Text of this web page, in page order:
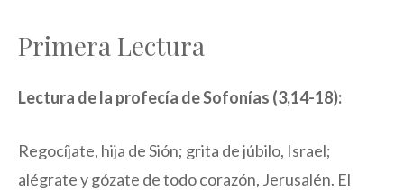
Primera Lectura
Lectura de la profecía de Sofonías (3,14-18):
Regocíjate, hija de Sión; grita de júbilo, Israel;
alégrate y gózate de todo corazón, Jerusalén. El